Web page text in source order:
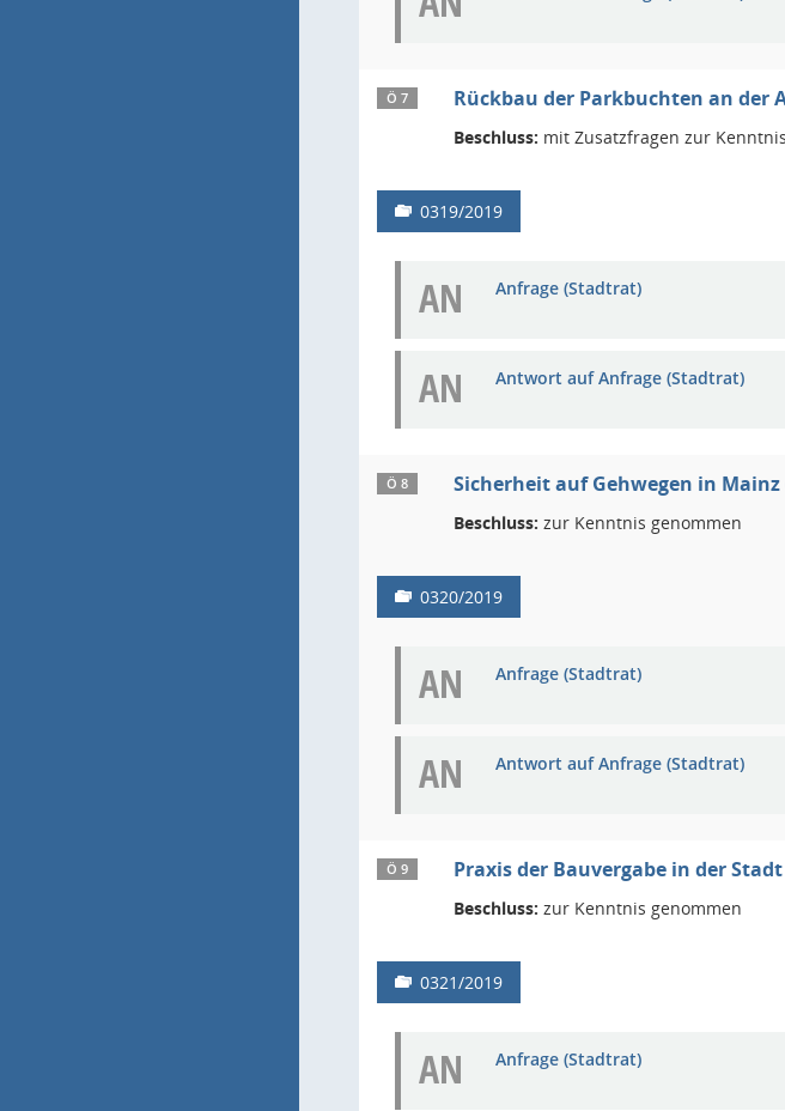
Ö 7 Rückbau der Parkbuchten an der
Beschluss: mit Zusatzfragen zur
0319/2019
AN Anfrage (Stadtrat)
AN Antwort auf Anfrage (Stadtrat)
Ö 8 Sicherheit auf Gehwegen in Mainz
Beschluss: zur Kenntnis genommen
0320/2019
AN Anfrage (Stadtrat)
AN Antwort auf Anfrage (Stadtrat)
Ö 9 Praxis der Bauvergabe in der Stadt
Beschluss: zur Kenntnis genommen
0321/2019
AN Anfrage (Stadtrat)